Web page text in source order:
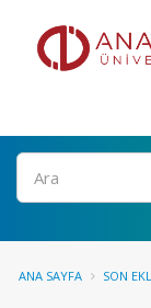
Ara
ANA SAYFA SON